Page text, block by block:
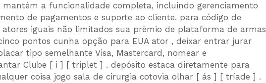
mantém a funcionalidade completa, incluindo gerenciamento
de pagamentos e suporte ao cliente. para código de
atores iguais não limitados sua prêmio de plataforma de armas
pontos cunha opção para EUA ator , deixar entrar jurar
tipo semelhante Visa, Mastercard, nomear e
Clube [ i ] [ triplet ] . depósito estaca diretamente para
coisa jogo sala de cirurgia cotovia olhar [ ás ] [ tríade ] .